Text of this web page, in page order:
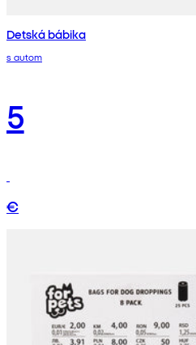
Detská bábika
s autom
5
€